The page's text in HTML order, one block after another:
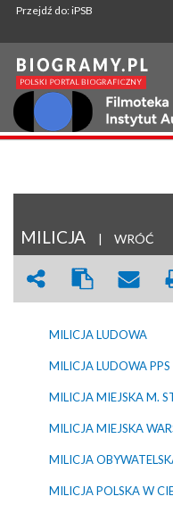
Przejdź do: iPSB
MILICJA | WRÓĆ
MILICJA LUDOWA
MILICJA LUDOWA PPS
MILICJA MIEJSKA M.
MILICJA MIEJSKA
MILICJA
MILICJA POLSKA W